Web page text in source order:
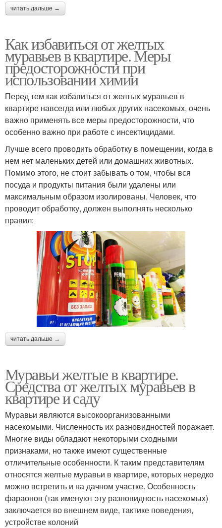
читать дальше →
Как избавиться от желтых
муравьев в квартире. Меры
предосторожности при
использовании химии
Перед тем как избавиться от желтых муравьев в
квартире навсегда или любых других насекомых, очень
важно применять все меры предосторожности, что
особенно важно при работе с инсектицидами.
Лучше всего проводить обработку в помещении, когда в
нем нет маленьких детей или домашних животных.
Помимо этого, не стоит забывать о том, чтобы вся
посуда и продукты питания были удалены или
максимальным образом изолированы. Человек, что
проводит обработку, должен выполнять несколько
правил:
читать дальше →
Муравьи желтые в квартире.
Средства от желтых муравьев в
квартире и саду
Муравьи являются высокоорганизованными
насекомыми. Численность их разновидностей поражает.
Многие виды обладают некоторыми сходными
признаками, но также имеют существенные
отличительные особенности. К таким представителям
относятся желтые муравьи в квартире, которых нередко
можно встретить и на дачном участке. Особенность
фараонов (так именуют эту разновидность насекомых)
заключается во внешнем виде, тактике поведения,
устройстве колоний